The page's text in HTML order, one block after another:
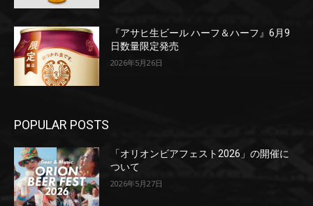
『アサヒ生ビール ハーフ＆ハーフ』6月9
日数量限定発売
2026年5月26日
POPULAR POSTS
「オリオンビアフェスト2026」の開催に
ついて
2026年5月27日